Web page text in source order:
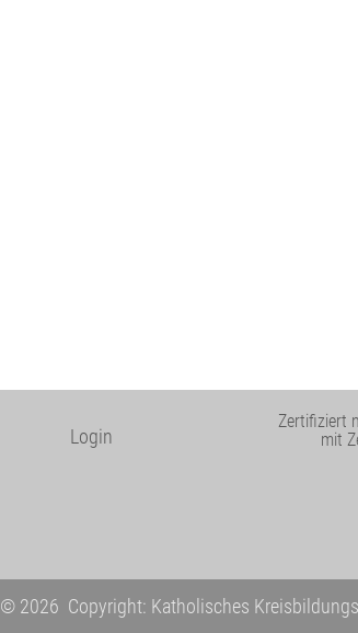
Login
Zertifiziert
mit
© 2026 Copyright: Katholisches